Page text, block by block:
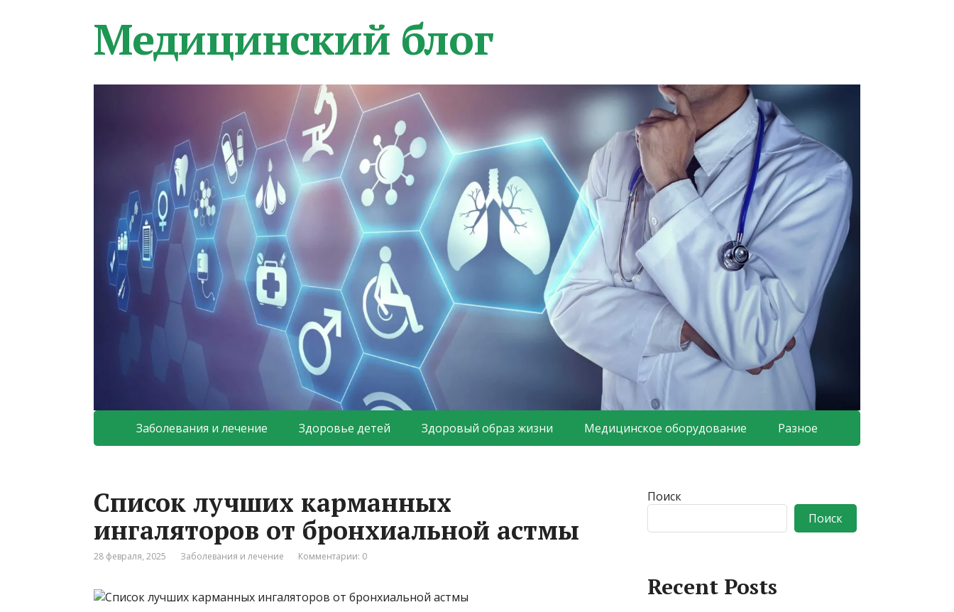
Медицинский блог
Заболевания и лечение Здоровье детей Здоровый образ жизни Медицинское оборудование Разное
Список лучших карманных
ингаляторов от бронхиальной астмы
28 февраля, 2025 Заболевания и лечение Комментарии: 0
Поиск
Поиск
Recent Posts